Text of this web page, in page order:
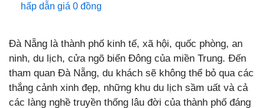
hấp dẫn giá 0 đồng
Đà Nẵng là thành phố kinh tế, xã hội, quốc phòng, an
ninh, du lịch, cửa ngõ biển Đông của miền Trung. Đến
tham quan Đà Nẵng, du khách sẽ không thể bỏ qua các
thắng cảnh xinh đẹp, những khu du lịch sầm uất và cả
các làng nghề truyền thống lâu đời của thành phố đáng